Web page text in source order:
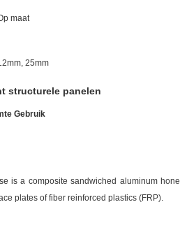
maat
25mm
structurele panelen
Gebruik
is a composite sandwiched aluminum
plates of fiber reinforced plastics (FRP).